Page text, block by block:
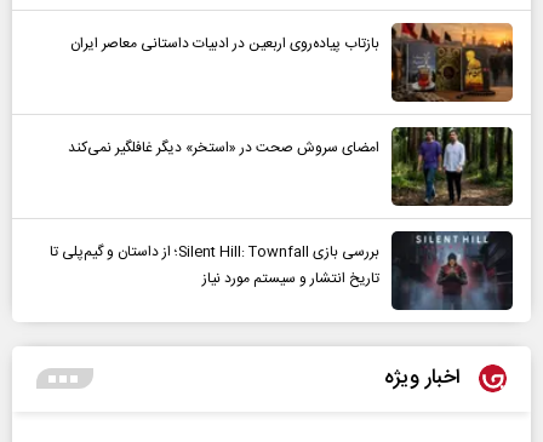
بازتاب پیاده‌روی اربعین در ادبیات داستانی معاصر ایران
امضای سروش صحت در «استخر» دیگر غافلگیر نمی‌کند
بررسی بازی Silent Hill: Townfall؛ از داستان و گیم‌پلی تا
تاریخ انتشار و سیستم مورد نیاز
اخبار ویژه